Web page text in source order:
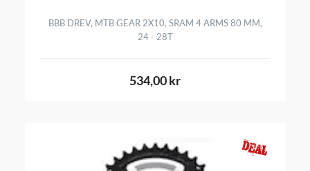
BBB DREV, MTB GEAR 2X10, SRAM 4 ARMS 80 MM,
24 - 28T
534,00 kr